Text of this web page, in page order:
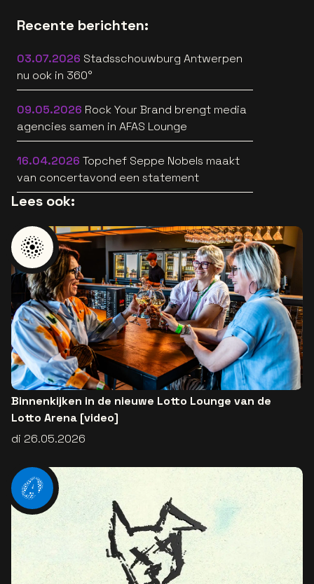
Recente berichten:
03.07.2026 Stadsschouwburg Antwerpen
nu ook in 360°
09.05.2026 Rock Your Brand brengt media
agencies samen in AFAS Lounge
16.04.2026 Topchef Seppe Nobels maakt
van concertavond een statement
Lees ook:
Binnenkijken in de nieuwe Lotto Lounge van de
Lotto Arena [video]
di 26.05.2026